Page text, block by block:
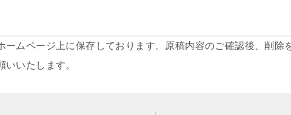
ームページ上に保存しております。原稿内容のご確認後、削除
いいたします。